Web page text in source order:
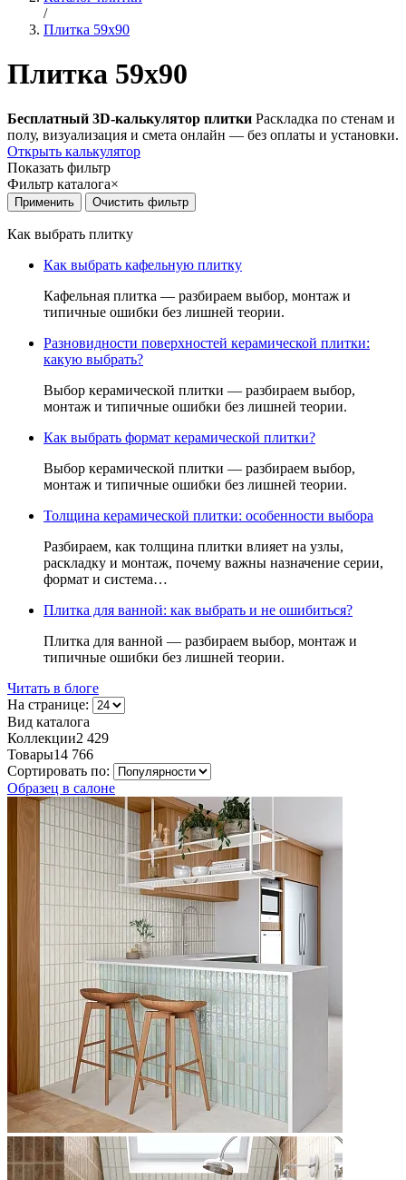
/
Плитка 59x90
Плитка 59x90
Бесплатный 3D-калькулятор плитки Раскладка по стенам и
полу, визуализация и смета онлайн — без оплаты и установки.
Открыть калькулятор
Показать фильтр
Фильтр каталога×
Как выбрать плитку
Как выбрать кафельную плитку
Кафельная плитка — разбираем выбор, монтаж и
типичные ошибки без лишней теории.
Разновидности поверхностей керамической плитки:
какую выбрать?
Выбор керамической плитки — разбираем выбор,
монтаж и типичные ошибки без лишней теории.
Как выбрать формат керамической плитки?
Выбор керамической плитки — разбираем выбор,
монтаж и типичные ошибки без лишней теории.
Толщина керамической плитки: особенности выбора
Разбираем, как толщина плитки влияет на узлы,
раскладку и монтаж, почему важны назначение серии,
формат и система…
Плитка для ванной: как выбрать и не ошибиться?
Плитка для ванной — разбираем выбор, монтаж и
типичные ошибки без лишней теории.
Читать в блоге
На странице:
Вид каталога
Коллекции2 429
Товары14 766
Сортировать по:
Образец в салоне